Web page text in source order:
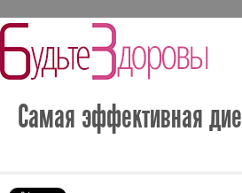
Самая эффективная